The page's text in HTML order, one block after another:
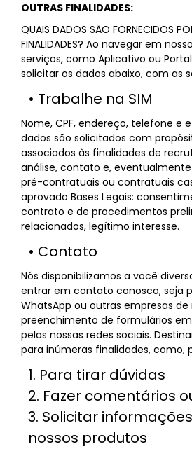
OUTRAS FINALIDADES:
QUAIS DADOS SÃO FORNECIDOS
FINALIDADES? Ao navegar em
serviços, como Aplicativo ou
solicitar os dados abaixo, com as
• Trabalhe na SIM
Nome, CPF, endereço, telefone e
dados são solicitados com
associados às finalidades de
análise, contato e,
pré-contratuais ou contratuais
aprovado Bases Legais:
contrato e de procedimentos
relacionados, legítimo interesse.
• Contato
Nós disponibilizamos a você
entrar em contato conosco, seja
WhatsApp ou outras empresas
preenchimento de formulários
pelas nossas redes sociais.
para inúmeras finalidades, como,
1. Para tirar dúvidas
2. Fazer comentários
3. Solicitar
nossos produtos